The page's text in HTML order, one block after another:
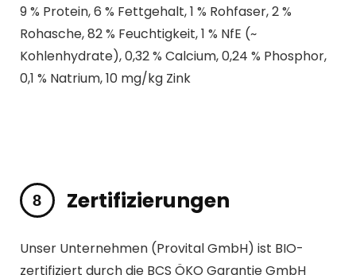
9 % Protein, 6 % Fettgehalt, 1 % Rohfaser, 2 %
Rohasche, 82 % Feuchtigkeit, 1 % NfE (~
Kohlenhydrate), 0,32 % Calcium, 0,24 % Phosphor,
0,1 % Natrium, 10 mg/kg Zink
Zertifizierungen
Unser Unternehmen (Provital GmbH) ist BIO-
zertifiziert durch die BCS ÖKO Garantie GmbH